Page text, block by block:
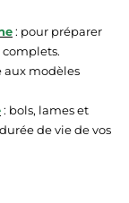
: pour préparer
aux modèles
: bols, lames et
de vie de vos